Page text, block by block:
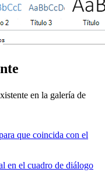
en la galería de
que coincida con el
en el cuadro de diálogo